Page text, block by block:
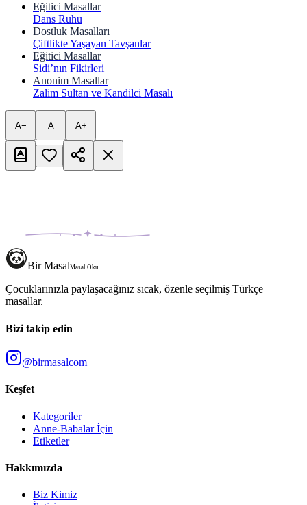
Eğitici Masallar
Dans Ruhu
Dostluk Masalları
Çiftlikte Yaşayan Tavşanlar
Eğitici Masallar
Sidi’nın Fikirleri
Anonim Masallar
Zalim Sultan ve Kandilci Masalı
A− A A+
Bir MasalMasal Oku
Çocuklarınızla paylaşacağınız sıcak, özenle seçilmiş Türkçe
masallar.
Bizi takip edin
@birmasalcom
Keşfet
Kategoriler
Anne-Babalar İçin
Etiketler
Hakkımızda
Biz Kimiz